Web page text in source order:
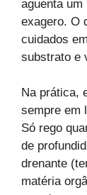
aguenta um
exagero. O
cuidados
substrato e
Na prática,
sempre em
Só rego
de
drenante
matéria